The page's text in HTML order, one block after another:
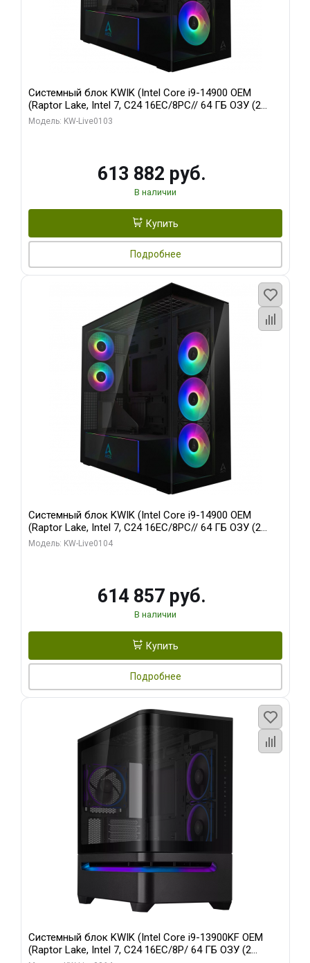
Системный блок KWIK (Intel Core i9-14900 OEM
(Raptor Lake, Intel 7, C24 16EC/8PC// 64 ГБ ОЗУ (2
модуля)/ Afox RTX4090 24GB GDDR6X 384-Bit 3xDP
Модель: KW-Live0103
613 882 руб.
В наличии
Купить
Подробнее
Системный блок KWIK (Intel Core i9-14900 OEM
(Raptor Lake, Intel 7, C24 16EC/8PC// 64 ГБ ОЗУ (2
модуля)/ Afox RTX4090 24GB GDDR6X 384-Bit 3xDP
Модель: KW-Live0104
614 857 руб.
В наличии
Купить
Подробнее
Системный блок KWIK (Intel Core i9-13900KF OEM
(Raptor Lake, Intel 7, C24 16EC/8P/ 64 ГБ ОЗУ (2